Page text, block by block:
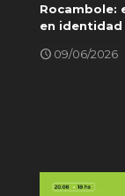
Rocambole:
en identidad
09/06/2026